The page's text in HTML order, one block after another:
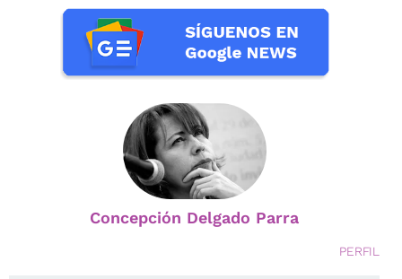
Concepción Delgado Parra
PERFIL